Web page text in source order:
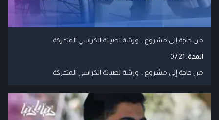
من حاجة إلى مشروع .. ورشة لصيانة الكراسي المتحركة
المدة: 07:21
من حاجة إلى مشروع .. ورشة لصيانة الكراسي المتحركة